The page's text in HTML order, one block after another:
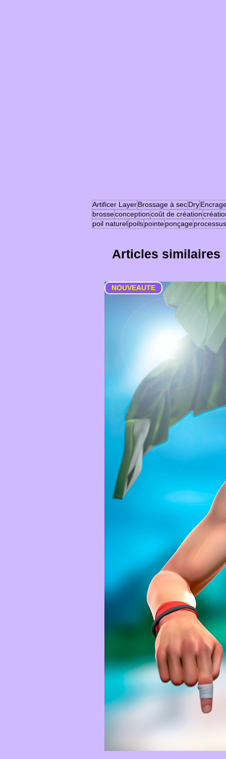
Artificer LayerBrossage à secDry
brosseconceptioncoût de création
poil naturelpoilspointeponçageprocessus
Articles similaires
NOUVEAUTE